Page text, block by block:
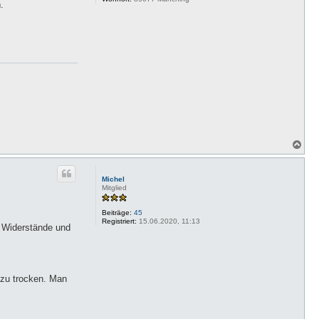
a
Michel
Mitglied
Beiträge: 45
Registriert: 15.06.2020, 11:13
und
trocken. Man